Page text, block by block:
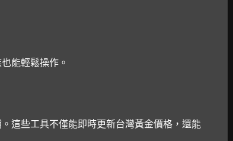
能輕鬆操作。
這些工具不僅能即時更新台灣黃金價格，還能